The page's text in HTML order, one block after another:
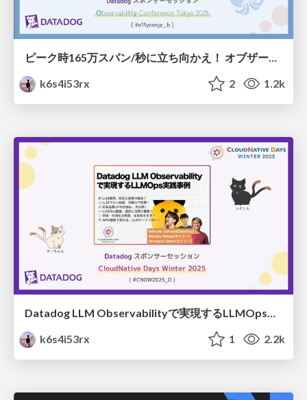
ピーク時165万スパン/秒に立ち向かえ！ オブザーバビリティコストを効率化する ABEMA におけるトレースサンプリングの実践的事例 / practical-trace-sampling-with-datadog
k6s4i53rx
2 1.2k
Datadog LLM Observabilityで実現するLLMOps実践事例 / practical-llm-observability-with-datadog
k6s4i53rx
1 2.2k